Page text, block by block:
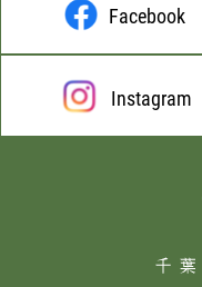
Facebook
Instagram